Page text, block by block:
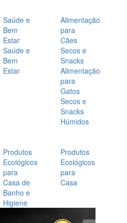
Saúde e
Bem
Estar
Saúde e
Bem
Estar
Alimentação
para
Cães
Secos e
Snacks
Alimentação
para
Gatos
Secos e
Snacks
Húmidos
Produtos
Ecológicos
para
Casa de
Banho e
Higiene
Produtos
Ecológicos
para
Casa